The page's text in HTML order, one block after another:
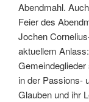
Abendmahl.
Feier des
Jochen
aktuellem
in der Passions-
Glauben und ihr